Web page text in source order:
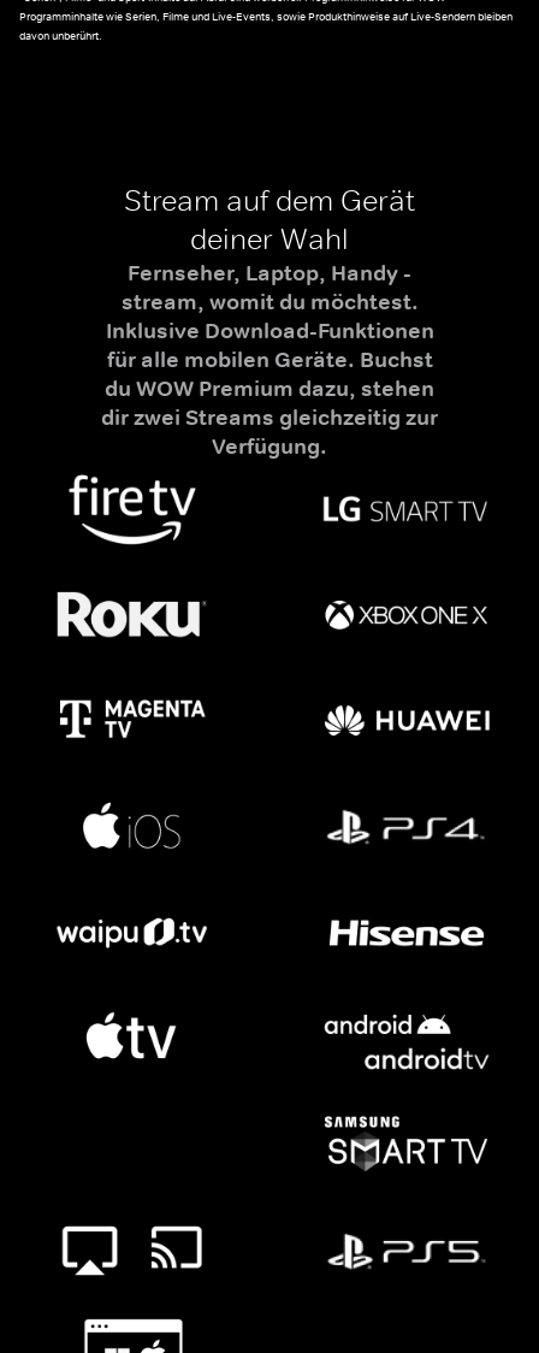
Programminhalte wie Serien, Filme und Live-Events, sowie Produkthinweise auf Live-Sendern bleiben
davon unberührt.
Stream auf dem Gerät
deiner Wahl
Fernseher, Laptop, Handy -
stream, womit du möchtest.
Inklusive Download-Funktionen
für alle mobilen Geräte. Buchst
du WOW Premium dazu, stehen
dir zwei Streams gleichzeitig zur
Verfügung.